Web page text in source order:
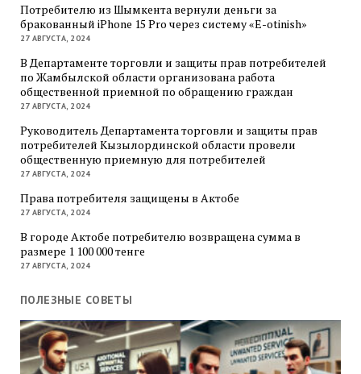
Потребителю из Шымкента вернули деньги за
бракованный iPhone 15 Pro через систему «E-otinish»
27 АВГУСТА, 2024
В Департаменте торговли и защиты прав потребителей
по Жамбылской области организована работа
общественной приемной по обращению граждан
27 АВГУСТА, 2024
Руководитель Департамента торговли и защиты прав
потребителей Кызылординской области провели
общественную приемную для потребителей
27 АВГУСТА, 2024
Права потребителя защищены в Актобе
27 АВГУСТА, 2024
В городе Актобе потребителю возвращена сумма в
размере 1 100 000 тенге
27 АВГУСТА, 2024
ПОЛЕЗНЫЕ СОВЕТЫ